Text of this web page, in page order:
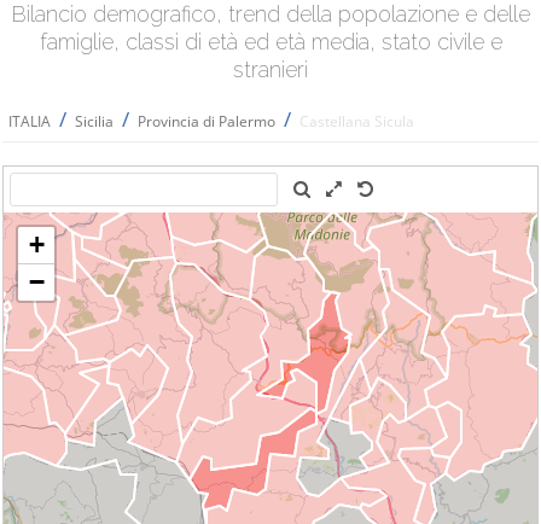
Bilancio demografico, trend della popolazione e delle
famiglie, classi di età ed età media, stato civile e
stranieri
ITALIA / Sicilia / Provincia di Palermo / Castellana Sicula